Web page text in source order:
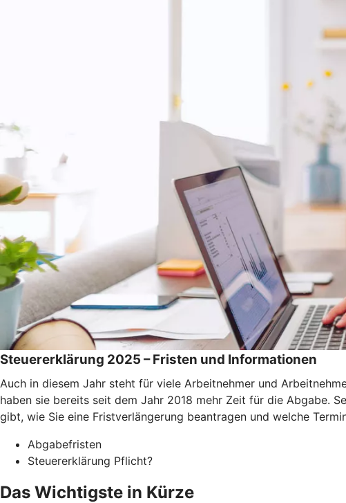
Steuererklärung 2025 – Fristen und Informationen
Auch in diesem Jahr steht für viele Arbeitnehmer und
haben sie bereits seit dem Jahr 2018 mehr Zeit für die Abgabe.
gibt, wie Sie eine Fristverlängerung beantragen und welche
Abgabefristen
Steuererklärung Pflicht?
Das Wichtigste in Kürze